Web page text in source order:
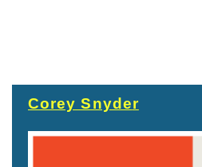
Corey Snyder